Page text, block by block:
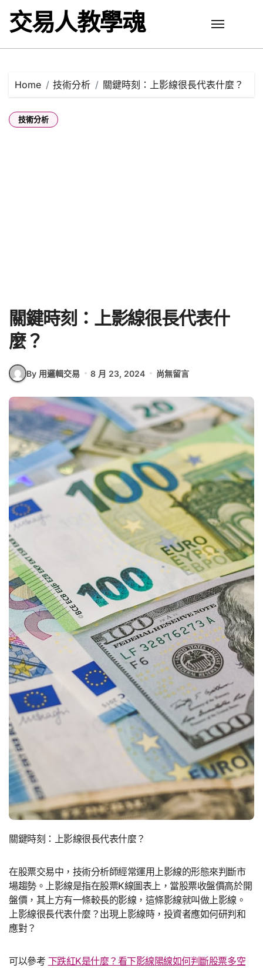
content
交易人教學魂
Home 技術分析 關鍵時刻：上影線很長代表什麼？
技術分析
關鍵時刻：上影線很長代表什
麼？
By 用邏輯交易 8 月 23, 2024 尚無留言
關鍵時刻：上影線很長代表什麼？
在股票交易中，技術分析師經常運用上影線的形態來判斷市
場趨勢。上影線是指在股票K線圖表上，當股票收盤價高於開
盤價，其上方有一條較長的影線，這條影線就叫做上影線。
上影線很長代表什麼？出現上影線時，投資者應如何研判和
應對？
可以參考 下跌紅K是什麼？看下影線陽線如何判斷股票多空